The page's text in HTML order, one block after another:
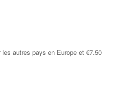
autres pays en Europe et €7.50